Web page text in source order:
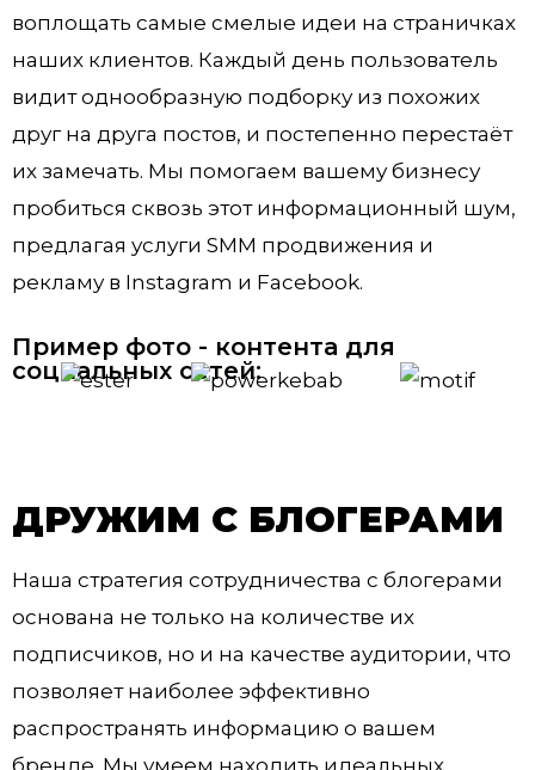
воплощать самые смелые идеи на страничках
наших клиентов. Каждый день пользователь
видит однообразную подборку из похожих
друг на друга постов, и постепенно перестаёт
их замечать. Мы помогаем вашему бизнесу
пробиться сквозь этот информационный шум,
предлагая услуги SMM продвижения и
рекламу в Instagram и Facebook.
Пример фото - контента для
социальных сетей:
ДРУЖИМ С БЛОГЕРАМИ
Наша стратегия сотрудничества с блогерами
основана не только на количестве их
подписчиков, но и на качестве аудитории, что
позволяет наиболее эффективно
распространять информацию о вашем